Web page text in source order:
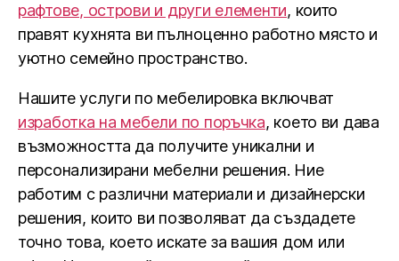
рафтове, острови и други елементи, които
правят кухнята ви пълноценно работно място и
уютно семейно пространство.
Нашите услуги по мебелировка включват
изработка на мебели по поръчка, което ви дава
възможността да получите уникални и
персонализирани мебелни решения. Ние
работим с различни материали и дизайнерски
решения, които ви позволяват да създадете
точно това, което искате за вашия дом или